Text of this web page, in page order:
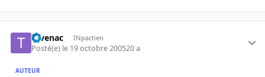
tevenac INpactien
Posté(e) le 19 octobre 200520 a
AUTEUR